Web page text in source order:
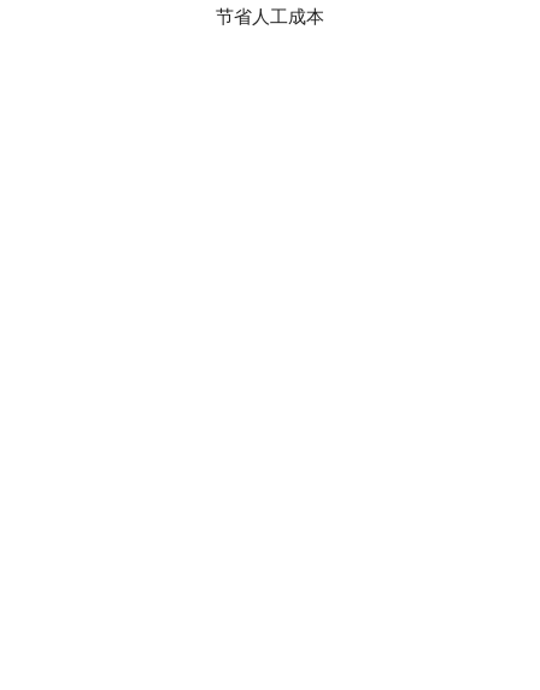
节省人工成本